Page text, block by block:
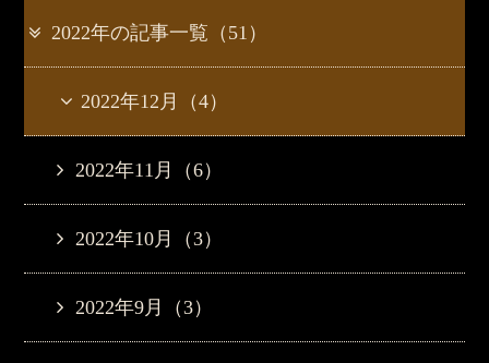
2022年の記事一覧（51）
2022年12月（4）
2022年11月（6）
2022年10月（3）
2022年9月（3）